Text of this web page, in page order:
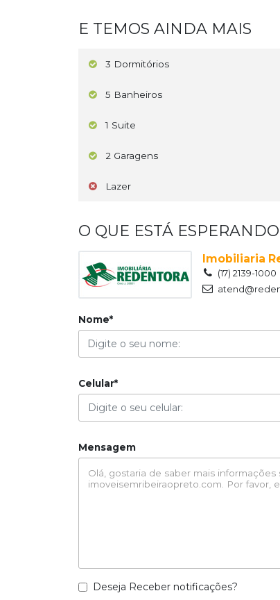
E TEMOS AINDA MAIS
3 Dormitórios
5 Banheiros
1 Suite
2 Garagens
Lazer
O QUE ESTÁ
Imobiliaria
(17) 2139-1000
Nome*
Celular*
Mensagem
Deseja Receber notificações?